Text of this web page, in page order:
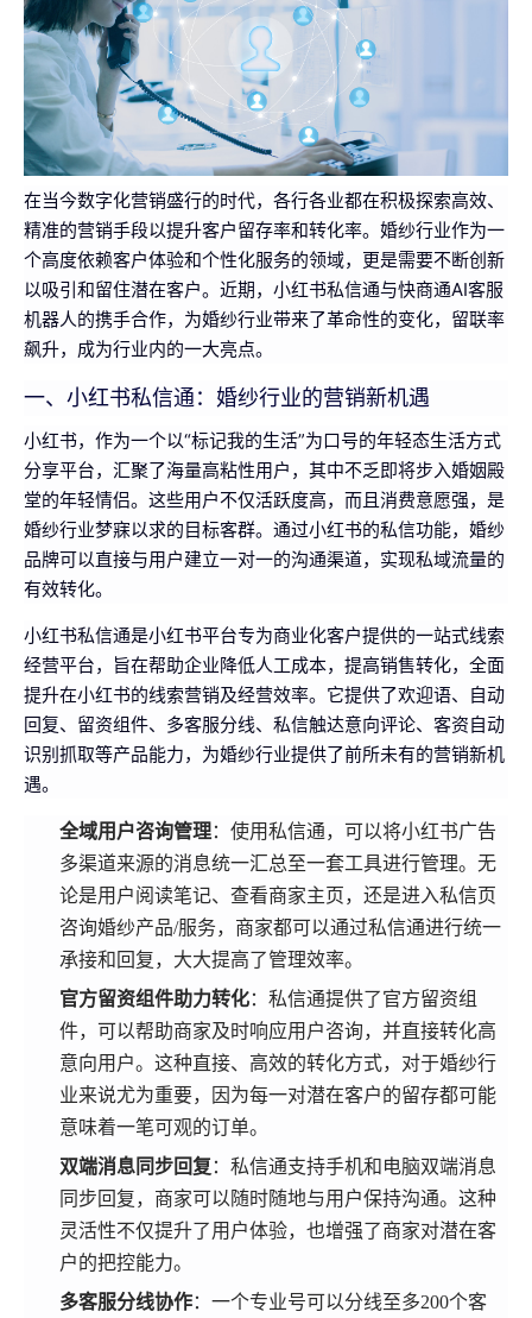
在当今数字化营销盛行的时代，各行各业都在积极探索高效、
精准的营销手段以提升客户留存率和转化率。婚纱行业作为一
个高度依赖客户体验和个性化服务的领域，更是需要不断创新
以吸引和留住潜在客户。近期，小红书私信通与快商通AI客服
机器人的携手合作，为婚纱行业带来了革命性的变化，留联率
飙升，成为行业内的一大亮点。
一、小红书私信通：婚纱行业的营销新机遇
小红书，作为一个以“标记我的生活”为口号的年轻态生活方式
分享平台，汇聚了海量高粘性用户，其中不乏即将步入婚姻殿
堂的年轻情侣。这些用户不仅活跃度高，而且消费意愿强，是
婚纱行业梦寐以求的目标客群。通过小红书的私信功能，婚纱
品牌可以直接与用户建立一对一的沟通渠道，实现私域流量的
有效转化。
小红书私信通是小红书平台专为商业化客户提供的一站式线索
经营平台，旨在帮助企业降低人工成本，提高销售转化，全面
提升在小红书的线索营销及经营效率。它提供了欢迎语、自动
回复、留资组件、多客服分线、私信触达意向评论、客资自动
识别抓取等产品能力，为婚纱行业提供了前所未有的营销新机
遇。
全域用户咨询管理：使用私信通，可以将小红书广告
多渠道来源的消息统一汇总至一套工具进行管理。无
论是用户阅读笔记、查看商家主页，还是进入私信页
咨询婚纱产品/服务，商家都可以通过私信通进行统一
承接和回复，大大提高了管理效率。
官方留资组件助力转化：私信通提供了官方留资组
件，可以帮助商家及时响应用户咨询，并直接转化高
意向用户。这种直接、高效的转化方式，对于婚纱行
业来说尤为重要，因为每一对潜在客户的留存都可能
意味着一笔可观的订单。
双端消息同步回复 ：私信通支持手机和电脑双端消息
同步回复，商家可以随时随地与用户保持沟通。这种
灵活性不仅提升了用户体验，也增强了商家对潜在客
户的把控能力。
多客服分线协作：一个专业号可以分线至多200个客